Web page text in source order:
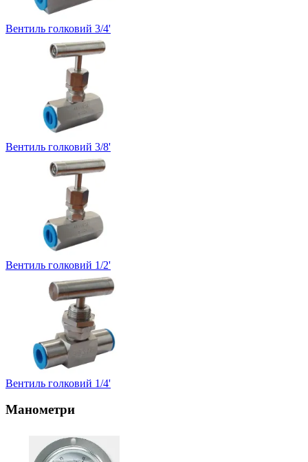
Вентиль голковий 3/4'
Вентиль голковий 3/8'
Вентиль голковий 1/2'
Вентиль голковий 1/4'
Манометри